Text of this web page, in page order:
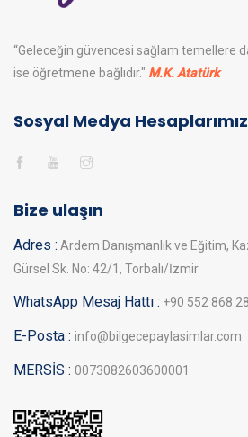
“Geleceğin güvencesi sağlam temellere
ise öğretmene bağlıdır." M.K. Atatürk
Sosyal Medya Hesaplarımız
Bize ulaşın
Adres : Ardem Danışmanlık ve Eğitim,
Gürsel Sk. No: 42/1, Torbalı/İzmir
WhatsApp Mesaj Hattı : +90 552 868
E-Posta : info@bilgecepaylasimlar.com
MERSİS : 0073082603600001